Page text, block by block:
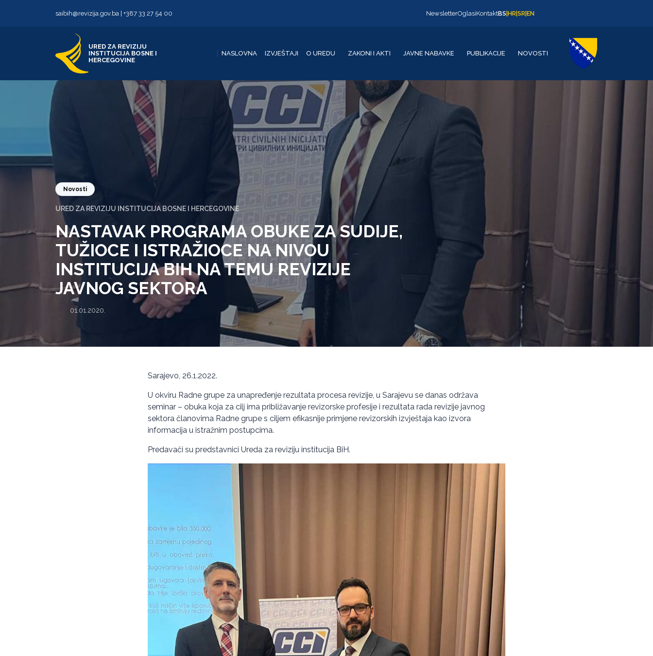
saibih@revizija.gov.ba +387 33 27 54 00 NewsletterOglasiKontaktBS HR SR EN
URED ZA REVIZIJU
INSTITUCIJA BOSNE I
HERCEGOVINE
NASLOVNA IZVJEŠTAJI O UREDU ZAKONI I AKTI JAVNE NABAVKE PUBLIKACIJE NOVOSTI
Novosti
URED ZA REVIZIJU INSTITUCIJA BOSNE I HERCEGOVINE
NASTAVAK PROGRAMA OBUKE ZA SUDIJE,
TUŽIOCE I ISTRAŽIOCE NA NIVOU
INSTITUCIJA BIH NA TEMU REVIZIJE
JAVNOG SEKTORA
01.01.2020.
Sarajevo, 26.1.2022.
U okviru Radne grupe za unapređenje rezultata procesa revizije, u Sarajevu se danas održava
seminar – obuka koja za cilj ima približavanje revizorske profesije i rezultata rada revizije javnog
sektora članovima Radne grupe s ciljem efikasnije primjene revizorskih izvještaja kao izvora
informacija u istražnim postupcima.
Predavači su predstavnici Ureda za reviziju institucija BiH.